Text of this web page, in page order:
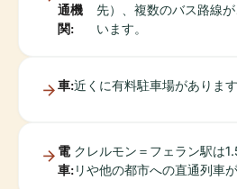
通機
関:
先）、複数のバス路線
います。
車:近くに有料駐車場があります
電
車:
クレルモン＝フェラン駅は
リや他の都市への直通列車